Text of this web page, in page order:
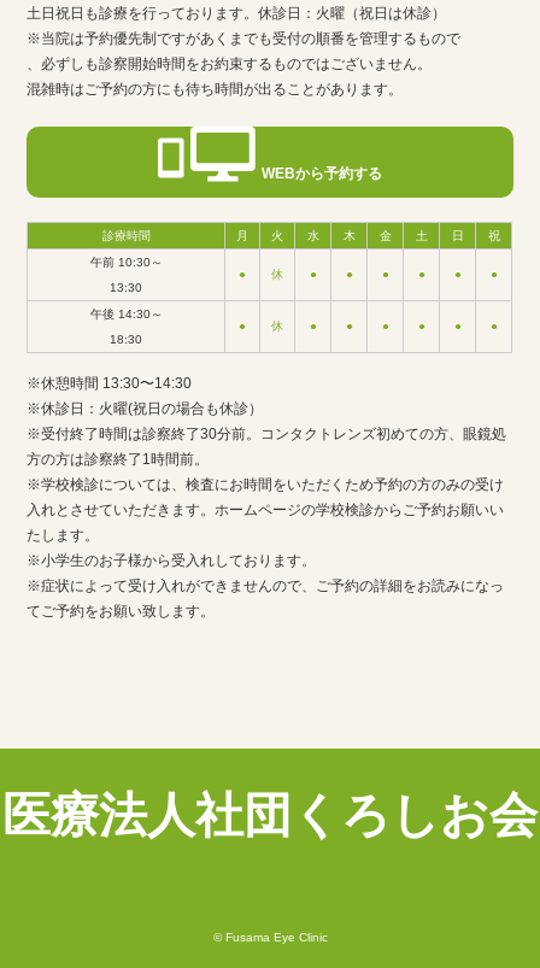
土日祝日も診療を行っております。休診日：火曜（祝日は休診）
※当院は予約優先制ですがあくまでも受付の順番を管理するもので
、必ずしも診察開始時間をお約束するものではございません。
混雑時はご予約の方にも待ち時間が出ることがあります。
WEBから予約する
診療時間 月 火 水 木 金 土 日
祝
午前 10:30～
13:30
● 休 ● ● ● ● ● ●
午後 14:30～
18:30
● 休 ● ● ● ● ● ●
※休憩時間 13:30〜14:30
※休診日：火曜(祝日の場合も休診）
※受付終了時間は診察終了30分前。コンタクトレンズ初めての方、眼鏡処
方の方は診察終了1時間前。
※学校検診については、検査にお時間をいただくため予約の方のみの受け
入れとさせていただきます。ホームページの学校検診からご予約お願いい
たします。
※小学生のお子様から受入れしております。
※症状によって受け入れができませんので、ご予約の詳細をお読みになっ
てご予約をお願い致します。
医療法人社団くろしお会
© Fusama Eye Clinic